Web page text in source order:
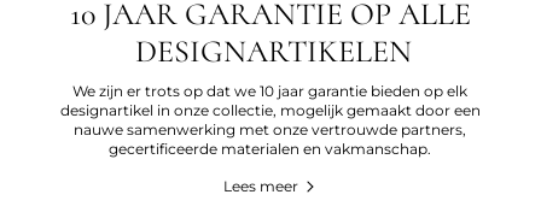
10 JAAR GARANTIE OP ALLE
DESIGNARTIKELEN
We zijn er trots op dat we 10 jaar garantie bieden op elk
designartikel in onze collectie, mogelijk gemaakt door een
nauwe samenwerking met onze vertrouwde partners,
gecertificeerde materialen en vakmanschap.
Lees meer